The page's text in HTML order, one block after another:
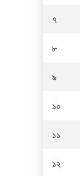
৭
৮
৯
১০
১১
১২